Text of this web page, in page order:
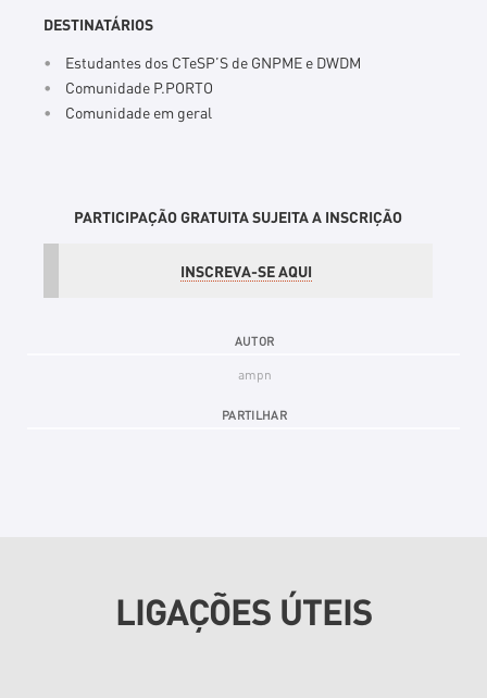
DESTINATÁRIOS
Estudantes dos CTeSP’S de GNPME e DWDM
Comunidade P.PORTO
Comunidade em geral
PARTICIPAÇÃO GRATUITA SUJEITA A INSCRIÇÃO
INSCREVA-SE AQUI
AUTOR
ampn
PARTILHAR
LIGAÇÕES ÚTEIS